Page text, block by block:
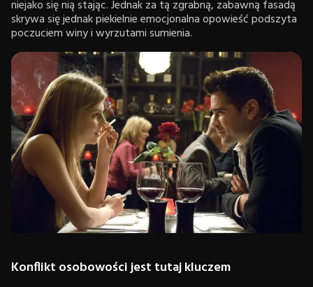
niejako się nią stając. Jednak za tą zgrabną, zabawną fasadą
skrywa się jednak piekielnie emocjonalna opowieść podszyta
poczuciem winy i wyrzutami sumienia.
Konflikt osobowości jest tutaj kluczem